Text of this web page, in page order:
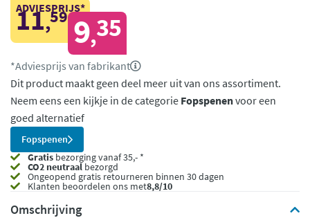
ADVIESPRIJS*
11,59 9,35
*Adviesprijs van fabrikant
Dit product maakt geen deel meer uit van ons assortiment.
Neem eens een kijkje in de categorie Fopspenenvoor een
goed alternatief
Fopspenen
Gratis bezorging vanaf 35,- *
CO2 neutraalbezorgd
Ongeopend gratis retourneren binnen 30 dagen
Klanten beoordelen ons met8,8/10
Omschrijving